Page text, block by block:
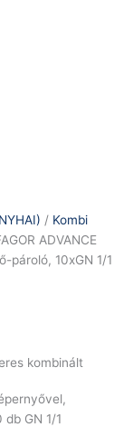
/ Kombi
ADVANCE
pároló, 10xGN 1/1
kombinált
GN 1/1